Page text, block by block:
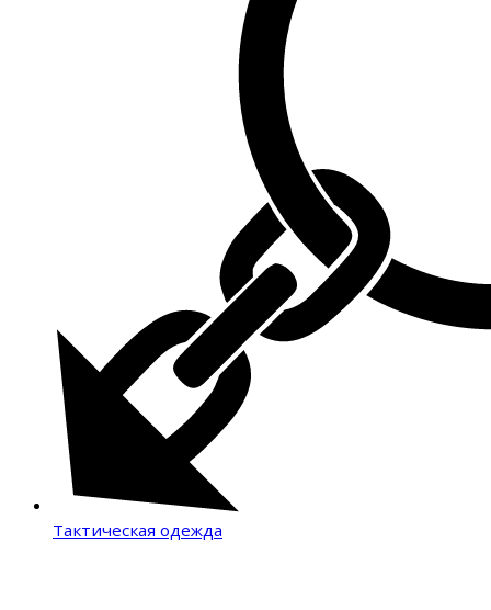
Тактическая одежда